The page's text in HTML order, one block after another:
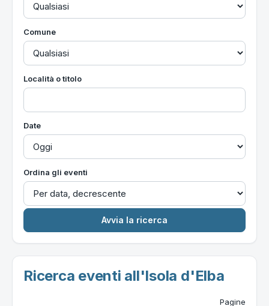
Comune
Località o titolo
Date
Ordina gli eventi
Ricerca eventi all'Isola d'Elba
Pagine